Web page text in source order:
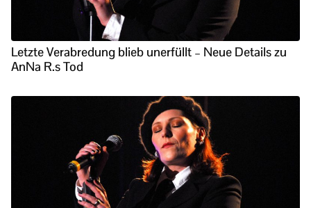
Letzte Verabredung blieb unerfüllt – Neue Details zu
AnNa R.s Tod